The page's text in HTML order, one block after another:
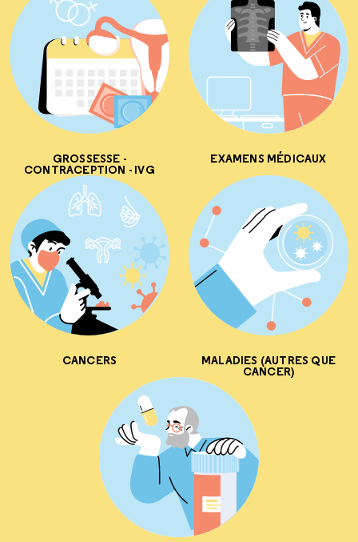
GROSSESSE -
CONTRACEPTION - IVG
EXAMENS MÉDICAUX
CANCERS MALADIES (AUTRES QUE
CANCER)